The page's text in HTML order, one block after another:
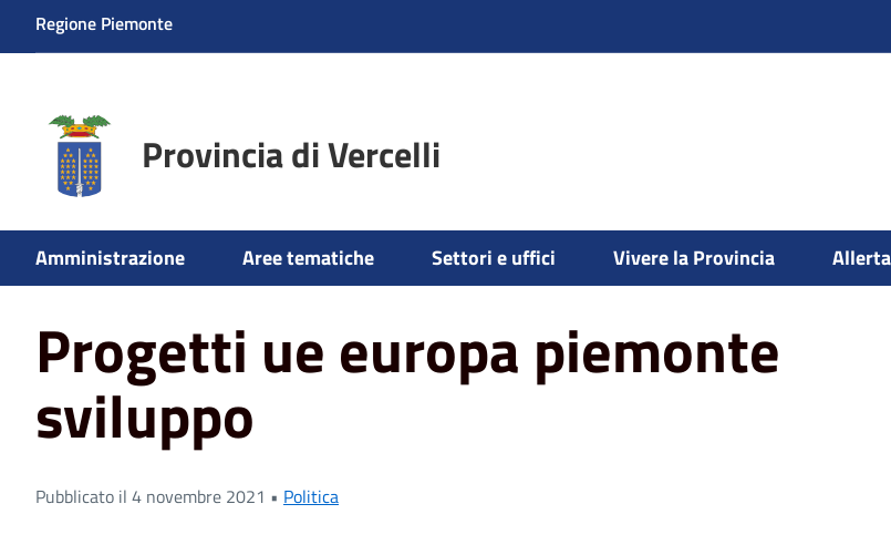
Regione Piemonte
Provincia di Vercelli
Amministrazione Aree tematiche Settori e uffici Vivere la Provincia
Home News Politica Progetti ue europa piemonte sviluppo
Progetti ue europa piemonte
sviluppo
Pubblicato il 4 novembre 2021 • Politica